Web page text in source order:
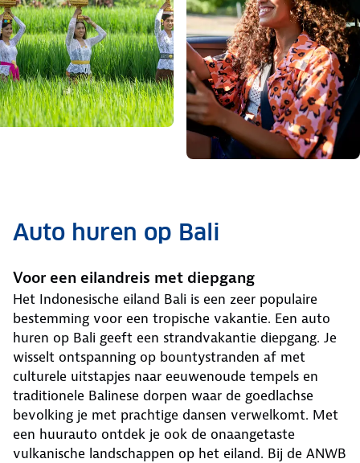
Auto huren op Bali
Voor een eilandreis met diepgang
Het Indonesische eiland Bali is een zeer populaire
bestemming voor een tropische vakantie. Een auto
huren op Bali geeft een strandvakantie diepgang. Je
wisselt ontspanning op bountystranden af met
culturele uitstapjes naar eeuwenoude tempels en
traditionele Balinese dorpen waar de goedlachse
bevolking je met prachtige dansen verwelkomt. Met
een huurauto ontdek je ook de onaangetaste
vulkanische landschappen op het eiland. Bij de ANWB